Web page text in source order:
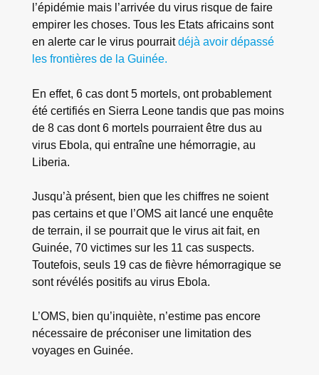
l’épidémie mais l’arrivée du virus risque de faire
empirer les choses. Tous les Etats africains sont
en alerte car le virus pourraitdéjà avoir dépassé
les frontières de la Guinée.
En effet, 6 cas dont 5 mortels, ont probablement
été certifiés en Sierra Leone tandis que pas moins
de 8 cas dont 6 mortels pourraient être dus au
virus Ebola, qui entraîne une hémorragie, au
Liberia.
Jusqu’à présent, bien que les chiffres ne soient
pas certains et que l’OMS ait lancé une enquête
de terrain, il se pourrait que le virus ait fait, en
Guinée, 70 victimes sur les 11 cas suspects.
Toutefois, seuls 19 cas de fièvre hémorragique se
sont révélés positifs au virus Ebola.
L’OMS, bien qu’inquiète, n’estime pas encore
nécessaire de préconiser une limitation des
voyages en Guinée.